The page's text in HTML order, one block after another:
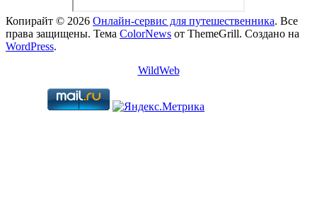
Копирайт © 2026 Онлайн-сервис для путешественника. Все
права защищены. Тема ColorNews от ThemeGrill. Создано на
WordPress.
WildWeb